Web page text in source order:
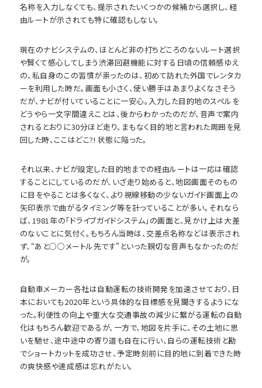
名称を入力しなくても、提示されたいくつかの候補から選択し、経
由ルートが示されても特に確認もしない。
現在のナビシステムの、ほとんど非の打ちどころのないルート選択
や賢くて感心してしまう渋滞回避機能に対する日頃の信頼感ゆえ
の、私自身のこの習慣が祟ったのは、初めて訪れた外国でレンタカ
ーを利用した時だ。画面も小さく、使い勝手はあまりよくなさそう
だが、ナビが付いていることに一安心。入力した目的地のスペルを
どうやら一文字間違えことは、後からわかったのだが、音声で案内
されるとおりに30分ほど走り、まもなく目的地と言われた周囲を見
回した時、ここはどこ?! 状態に陥った。
それ以来、ナビが設定した目的地までの経由ルートは一応は確認
することにしているのだが、いざ走り始めると、地図画面そのもの
に目をやることは多くなく、より視線移動の少ないガイド画面上の
矢印表示で曲がるタイミング等を計っていることが多い。それなら
ば、1981年の「ドライブガイドシステム」の画面と、見かけ上は大差
のないことに気付く。もちろん当時は、交差点名称などは表示され
ず、“あと○○メートル先です”といった親切な音声もなかったのだ
が。
自動車メーカー各社は自動運転の技術開発を加速させており、日
本においても2020年という具体的な目標感を見聞きするようにな
った。利便性の向上や重大な交通事故の減少に繋がる運転の自動
化はもちろん歓迎であるが、一方で、地図を片手に、その土地に思
いを馳せ、途中途中の寄り道も自在に行い、自らの運転技術と勘
でショートカットを成功させ、予定時刻前に目的地に到着できた時
の爽快感や達成感は忘れがたい。